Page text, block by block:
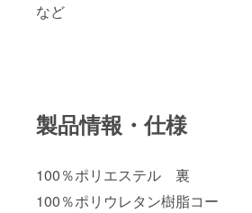
など
製品情報・仕様
100％ポリエステル 裏
100％ポリウレタン樹脂コー